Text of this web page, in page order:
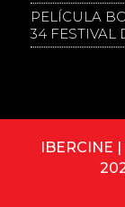
PELÍCULA
34 FESTIVAL
IBERCINE